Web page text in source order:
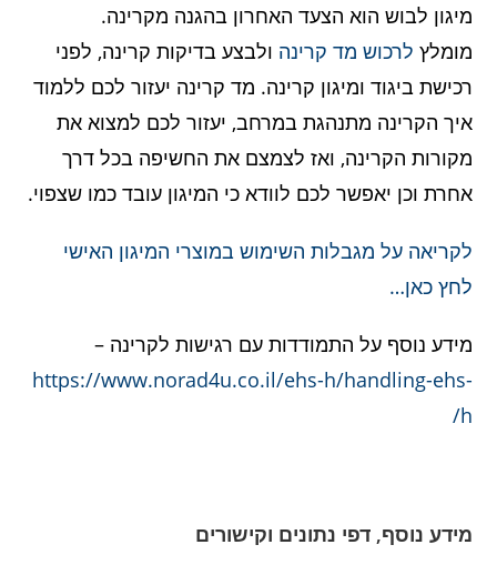
מיגון לבוש הוא הצעד האחרון בהגנה מקרינה.
מומלץ לרכוש מד קרינה ולבצע בדיקות קרינה, לפני
רכישת ביגוד ומיגון קרינה. מד קרינה יעזור לכם ללמוד
איך הקרינה מתנהגת במרחב, יעזור לכם למצוא את
מקורות הקרינה, ואז לצמצם את החשיפה בכל דרך
אחרת וכן יאפשר לכם לוודא כי המיגון עובד כמו שצפוי.
לקריאה על מגבלות השימוש במוצרי המיגון האישי
לחץ כאן…
מידע נוסף על התמודדות עם רגישות לקרינה –
https://www.norad4u.co.il/ehs-h/handling-ehs-
h/
מידע נוסף, דפי נתונים וקישורים